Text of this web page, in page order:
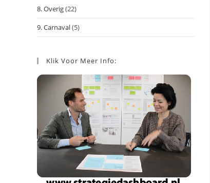
8. Overig(22)
9. Carnaval(5)
Klik Voor Meer Info: